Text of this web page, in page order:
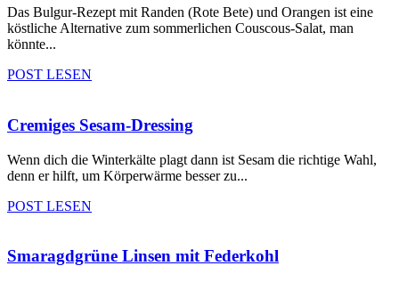
Das Bulgur-Rezept mit Randen (Rote Bete) und Orangen ist eine
köstliche Alternative zum sommerlichen Couscous-Salat, man
könnte...
POST LESEN
Cremiges Sesam-Dressing
Wenn dich die Winterkälte plagt dann ist Sesam die richtige Wahl,
denn er hilft, um Körperwärme besser zu...
POST LESEN
Smaragdgrüne Linsen mit Federkohl